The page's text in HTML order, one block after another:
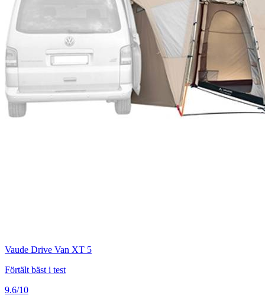
Vaude Drive Van XT 5
Förtält bäst i test
9.6/10